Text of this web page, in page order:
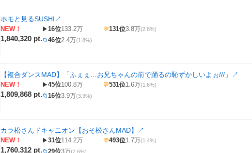
ホモと見るSUSHI↗
NEW！
1,840,320 pt.
▶16位133.2万 💬131位3.8万(2.8%)
📁 46位2.4万(1.8%)
【複合ダンスMAD】「ふぇぇ…お兄ちゃんの前で踊るの恥ずかしいよぉ///」 ↗
NEW！
1,809,868 pt.
▶45位100.8万 💬531位1.6万(1.6%)
📁 16位3.9万(3.9%)
カラ松さんドキャニオン【おそ松さんMAD】 ↗
NEW！
1,760,312 pt.
▶31位114.2万 💬493位1.7万(1.4%)
📁 29位3万(2.6%)